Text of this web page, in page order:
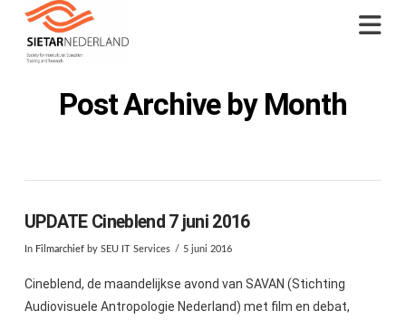
Post Archive by Month
UPDATE Cineblend 7 juni 2016
In Filmarchiefby SEU IT Services 5 juni 2016
Cineblend, de maandelijkse avond van SAVAN (Stichting
Audiovisuele Antropologie Nederland) met film en debat,